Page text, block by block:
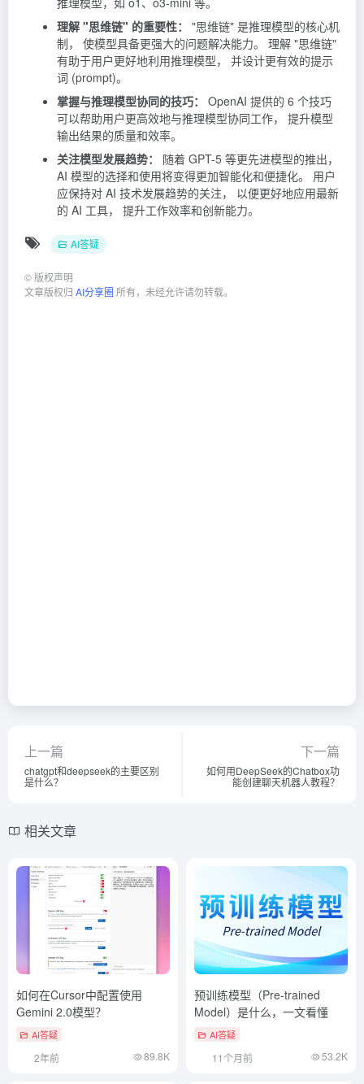
理解 "思维链" 的重要性：
"思维链" 是推理模型的核心机
制， 使模型具备更强大的问题解决能力。 理解 "思维链"
有助于用户更好地利用推理模型， 并设计更有效的提示
词 (prompt)。
掌握与推理模型协同的技巧：
OpenAI 提供的 6 个技巧
可以帮助用户更高效地与推理模型协同工作， 提升模型
输出结果的质量和效率。
关注模型发展趋势：
随着 GPT-5 等更先进模型的推出，
AI 模型的选择和使用将变得更加智能化和便捷化。 用户
应保持对 AI 技术发展趋势的关注， 以便更好地应用最新
的 AI 工具， 提升工作效率和创新能力。
AI答疑
©版权声明
文章版权归 AI分享圈 所有，未经允许请勿转载。
上一篇
chatgpt和deepseek的主要区别
是什么？
下一篇
如何用DeepSeek的Chatbox功
能创建聊天机器人教程？
相关文章
如何在Cursor中配置使用
Gemini 2.0模型？
AI答疑
2年前 89.8K
预训练模型（Pre-trained
Model）是什么，一文看懂
AI答疑
11个月前 53.2K